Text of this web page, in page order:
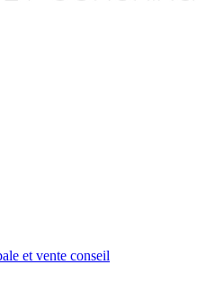
et vente conseil